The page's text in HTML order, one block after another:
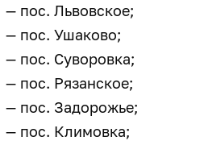
— пос. Львовское;
— пос. Ушаково;
— пос. Суворовка;
— пос. Рязанское;
— пос. Задорожье;
— пос. Климовка;